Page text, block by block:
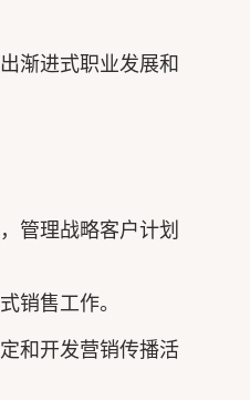
渐进式职业发展和
管理战略客户计划
销售工作。
和开发营销传播活